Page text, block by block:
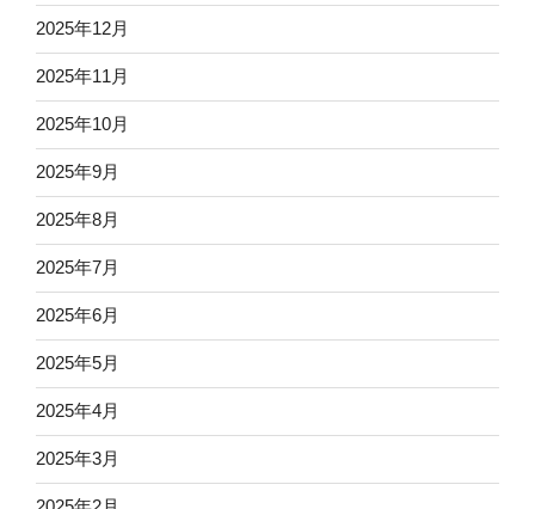
2025年12月
2025年11月
2025年10月
2025年9月
2025年8月
2025年7月
2025年6月
2025年5月
2025年4月
2025年3月